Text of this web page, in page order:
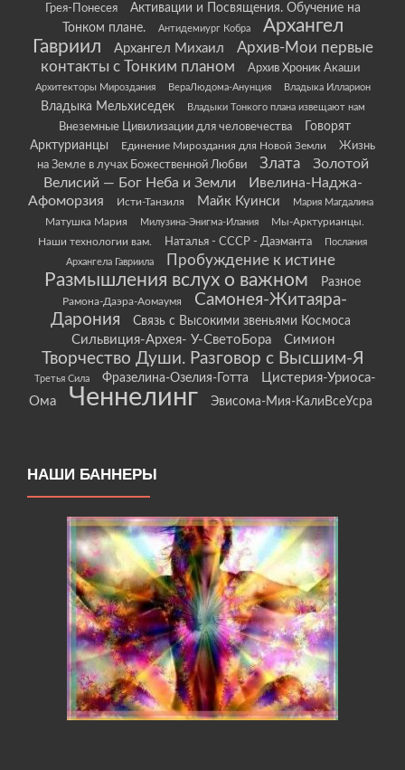
Грея-Понесея
Активации и Посвящения. Обучение на
Тонком плане.
Антидемиург Кобра
Архангел
Гавриил
Архангел Михаил
Архив-Мои первые
контакты с Тонким планом
Архив Хроник Акаши
Архитекторы Мироздания ВераЛюдома-Анунция Владыка Илларион
Владыка Мельхиседек Владыки Тонкого плана извещают нам
Внеземные Цивилизации для человечества
Говорят
Арктурианцы
Единение Мироздания для Новой Земли
Жизнь
на Земле в лучах Божественной Любви
Злата
Золотой
Велисий — Бог Неба и Земли
Ивелина-Наджа-
Афоморзия
Исти-Танзиля Майк Куинси Мария Магдалина
Матушка Мария Милузина-Энигма-Илания
Мы-Арктурианцы.
Наши технологии вам.
Наталья - СССР - Даэманта
Послания
Архангела Гавриила
Пробуждение к истине
Размышления вслух о важном Разное
Рамона-Даэра-Аомаумя
Самонея-Житаяра-
Дарония
Связь с Высокими звеньями Космоса
Сильвиция-Архея- У-СветоБора Симион
Творчество Души. Разговор с Высшим-Я
Третья Сила Фразелина-Озелия-Готта
Цистерия-Уриоса-
Ома
Ченнелинг Эвисома-Мия-КалиВсеУсра
НАШИ БАННЕРЫ